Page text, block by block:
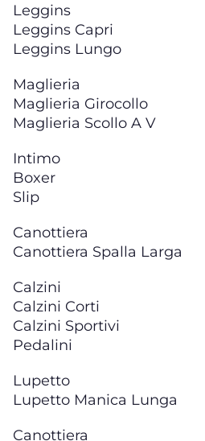
Leggins
Leggins Capri
Leggins Lungo
Maglieria
Maglieria Girocollo
Maglieria Scollo A V
Intimo
Boxer
Slip
Canottiera
Canottiera Spalla Larga
Calzini
Calzini Corti
Calzini Sportivi
Pedalini
Lupetto
Lupetto Manica Lunga
Canottiera